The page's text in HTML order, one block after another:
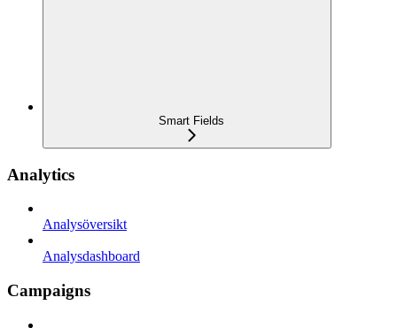
Smart Fields
Analytics
Analysöversikt
Analysdashboard
Campaigns